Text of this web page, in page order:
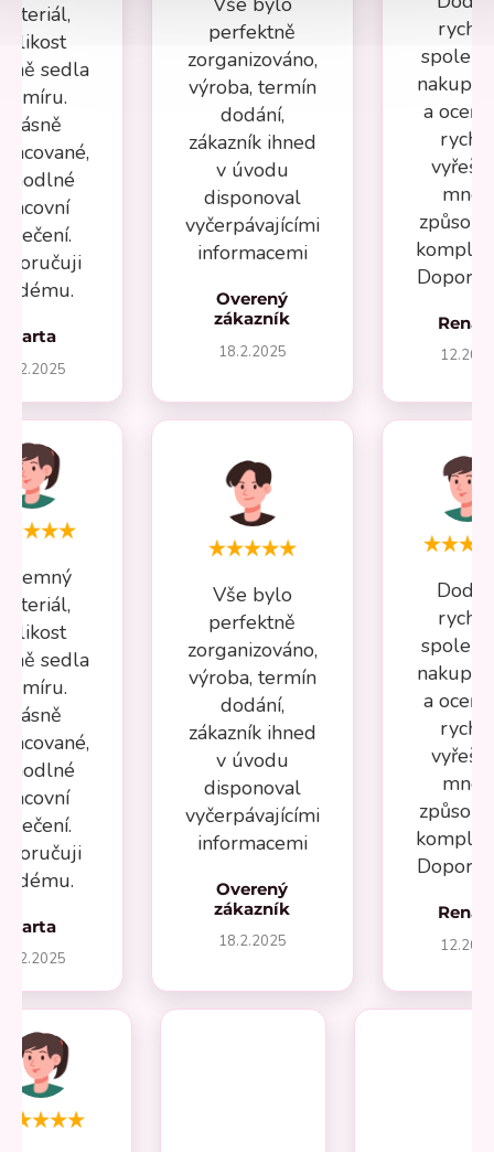
sedla
míru.
Krásně
Marta
perfektně
zorganizováno,
výroba, termín
dodání,
zákazník ihned
v úvodu
disponoval
vyčerpávajícími
informacemi
Overený
zákazník
18.2.2025
a
mnou
sedla
míru.
Krásně
Marta
Vše bylo
perfektně
zorganizováno,
výroba, termín
dodání,
zákazník ihned
v úvodu
disponoval
vyčerpávajícími
informacemi
Overený
zákazník
18.2.2025
a
mnou